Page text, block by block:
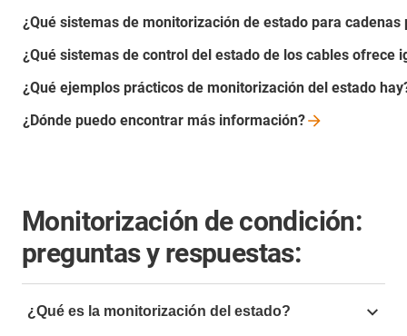
¿Qué sistemas de monitorización de estado para
¿Qué sistemas de control del estado de los cables ofrece
¿Qué ejemplos prácticos de monitorización del estado
¿Dónde puedo encontrar más información?
Monitorización de condición:
preguntas y respuestas:
¿Qué es la monitorización del estado?